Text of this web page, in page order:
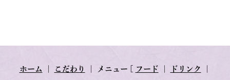
ホーム こだわり メニュー フード ドリンク